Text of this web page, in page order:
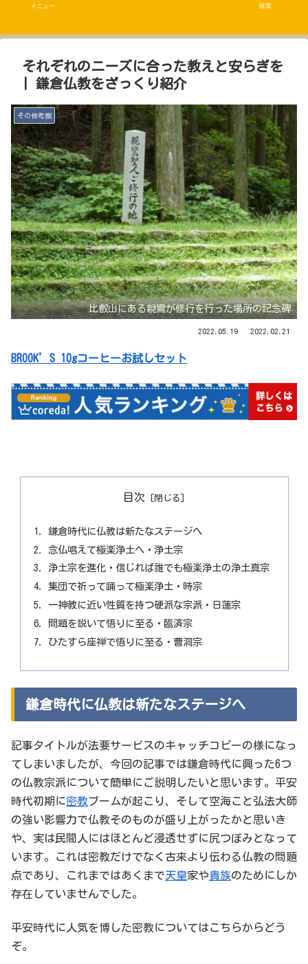
それぞれのニーズに合った教えと安らぎを
| 鎌倉仏教をざっくり紹介
その他考察
比叡山にある親鸞が修行を行った場所の記念碑
2022.05.19 2022.02.21
BROOK’S 10gコーヒーお試しセット
目次
鎌倉時代に仏教は新たなステージへ
念仏唱えて極楽浄土へ・浄土宗
浄土宗を進化・信じれば誰でも極楽浄土の浄土真宗
集団で祈って踊って極楽浄土・時宗
一神教に近い性質を持つ硬派な宗派・日蓮宗
問題を説いて悟りに至る・臨済宗
ひたすら座禅で悟りに至る・曹洞宗
鎌倉時代に仏教は新たなステージへ
記事タイトルが法要サービスのキャッチコピーの様になっ
てしまいましたが、今回の記事では鎌倉時代に興った6つ
の仏教宗派について簡単にご説明したいと思います。平安
時代初期に密教ブームが起こり、そして空海こと弘法大師
の強い影響力で仏教そのものが盛り上がったかと思いき
や、実は民間人にはほとんど浸透せずに尻つぼみとなって
います。これは密教だけでなく古来より伝わる仏教の問題
点であり、これまではあくまで天皇家や貴族のためにしか
存在していませんでした。
平安時代に人気を博した密教についてはこちらからどう
ぞ。
メニュー 検索